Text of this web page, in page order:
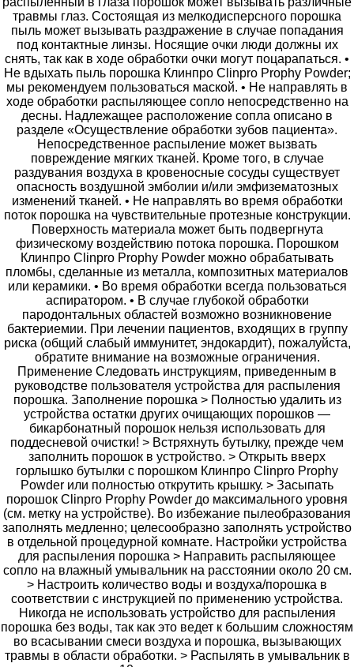
травмы глаз. Состоящая из мелкодисперсного порошка
пыль может вызывать раздражение в случае попадания
под контактные линзы. Носящие очки люди должны их
снять, так как в ходе обработки очки могут поцарапаться. •
Не вдыхать пыль порошка Клинпро Clinpro Prophy Powder;
мы рекомендуем пользоваться маской. • Не направлять в
ходе обработки распыляющее сопло непосредственно на
десны. Надлежащее расположение сопла описано в
разделе «Осуществление обработки зубов пациента».
Непосредственное распыление может вызвать
повреждение мягких тканей. Кроме того, в случае
раздувания воздуха в кровеносные сосуды существует
опасность воздушной эмболии и/или эмфизематозных
изменений тканей. • Не направлять во время обработки
поток порошка на чувствительные протезные конструкции.
Поверхность материала может быть подвергнута
физическому воздействию потока порошка. Порошком
Клинпро Clinpro Prophy Powder можно обрабатывать
пломбы, сделанные из металла, композитных материалов
или керамики. • Во время обработки всегда пользоваться
аспиратором. • В случае глубокой обработки
пародонтальных областей возможно возникновение
бактериемии. При лечении пациентов, входящих в группу
риска (общий слабый иммунитет, эндокардит), пожалуйста,
обратите внимание на возможные ограничения.
Применение Следовать инструкциям, приведенным в
руководстве пользователя устройства для распыления
порошка. Заполнение порошка > Полностью удалить из
устройства остатки других очищающих порошков —
бикарбонатный порошок нельзя использовать для
поддесневой очистки! > Встряхнуть бутылку, прежде чем
заполнить порошок в устройство. > Открыть вверх
горлышко бутылки с порошком Клинпро Clinpro Prophy
Powder или полностью открутить крышку. > Засыпать
порошок Clinpro Prophy Powder до максимального уровня
(см. метку на устройстве). Во избежание пылеобразования
заполнять медленно; целесообразно заполнять устройство
в отдельной процедурной комнате. Настройки устройства
для распыления порошка > Направить распыляющее
сопло на влажный умывальник на расстоянии около 20 см.
> Настроить количество воды и воздуха/порошка в
соответствии с инструкцией по применению устройства.
Никогда не использовать устройство для распыления
порошка без воды, так как это ведет к большим сложностям
во всасывании смеси воздуха и порошка, вызывающих
травмы в области обработки. > Распылять в умывальник в